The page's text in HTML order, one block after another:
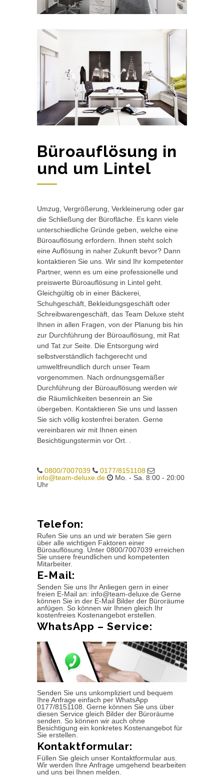
Büroauflösung in
und um Lintel
Umzug, Vergrößerung, Verkleinerung oder gar
die Schließung der Bürofläche. Es kann viele
unterschiedliche Gründe geben, welche eine
Büroauflösung erfordern. Ihnen steht solch
eine Auflösung in naher Zukunft bevor? Dann
kontaktieren Sie uns. Wir sind Ihr kompetenter
Partner, wenn es um eine professionelle und
preiswerte Büroauflösung in Lintel geht.
Gleichgültig ob in einer Bäckerei,
Schuhgeschäft, Bekleidungsgeschäft oder
Schreibwarengeschäft, das Team Deluxe steht
Ihnen in allen Fragen, von der Planung bis hin
zur Durchführung der Büroauflösung, mit Rat
und Tat zur Seite. Die Entsorgung wird
selbstverständlich fachgerecht und
umweltfreundlich durch unser Team
vorgenommen. Nach ordnungsgemäßer
Durchführung der Büroauflösung werden wir
die Räumlichkeiten besenrein an Sie
übergeben. Kontaktieren Sie uns und lassen
Sie sich völlig kostenfrei beraten. Gerne
vereinbaren wir mit Ihnen einen
Besichtigungstermin vor Ort. .
0800/7007039
0177/8151108
info@team-deluxe.de
Mo. - Sa. 8:00 - 20:00
Uhr
Telefon:
Rufen Sie uns an und wir beraten Sie gern
über alle wichtigen Faktoren einer
Büroauflösung. Unter 0800/7007039 erreichen
Sie unsere freundlichen und kompetenten
Mitarbeiter.
E-Mail:
Senden Sie uns Ihr Anliegen gern in einer
freien E-Mail an: info@team-deluxe.de Gerne
können Sie in der E-Mail Bilder der Büroräume
anfügen. So können wir Ihnen gleich Ihr
kostenfreies Kostenangebot erstellen.
WhatsApp – Service:
Senden Sie uns unkompliziert und bequem
Ihre Anfrage einfach per WhatsApp
0177/8151108. Gerne können Sie uns über
diesen Service gleich Bilder der Büroräume
senden. So können wir auch ohne
Besichtigung ein konkretes Kostenangebot für
Sie erstellen.
Kontaktformular:
Füllen Sie gleich unser Kontaktformular aus.
Wir werden Ihre Anfrage umgehend bearbeiten
und uns bei Ihnen melden.